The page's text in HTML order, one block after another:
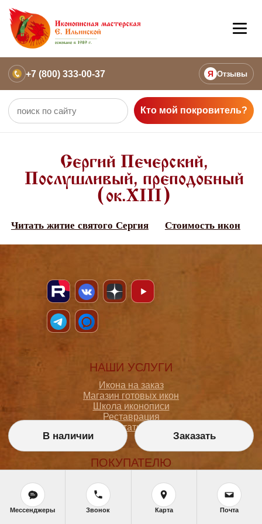
+7 (800) 333-00-37 Я Отзывы
Кто мой покровитель?
Сергий Печерский,
Послушливый, преподобный
(ок.XIII)
Читать житие святого Сергия Стоимость икон
НАШИ УСЛУГИ
Икона на заказ
Магазин готовых икон
Школа иконописи
Реставрация
Статьи
ПОКУПАТЕЛЮ
Как сделать заказ
Доставка и оплата
Политика конфиденциальности
В наличии Заказать
Мессенджеры Звонок Карта Почта